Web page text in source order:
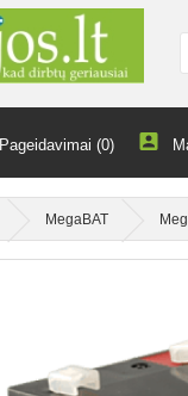
Pageidavimai (0)
MegaBAT